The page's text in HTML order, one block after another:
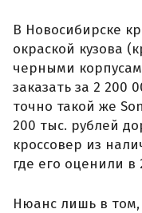
В Новосибирске
окраской кузова
черными
заказать за 2 200
точно такой же
200 тыс. рублей
кроссовер из
где его оценили в
Нюанс лишь в том,